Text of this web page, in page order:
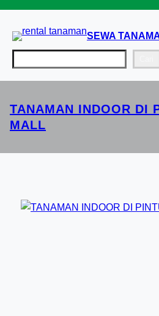
konten
SEWA
TANAMAN INDOOR DI
MALL